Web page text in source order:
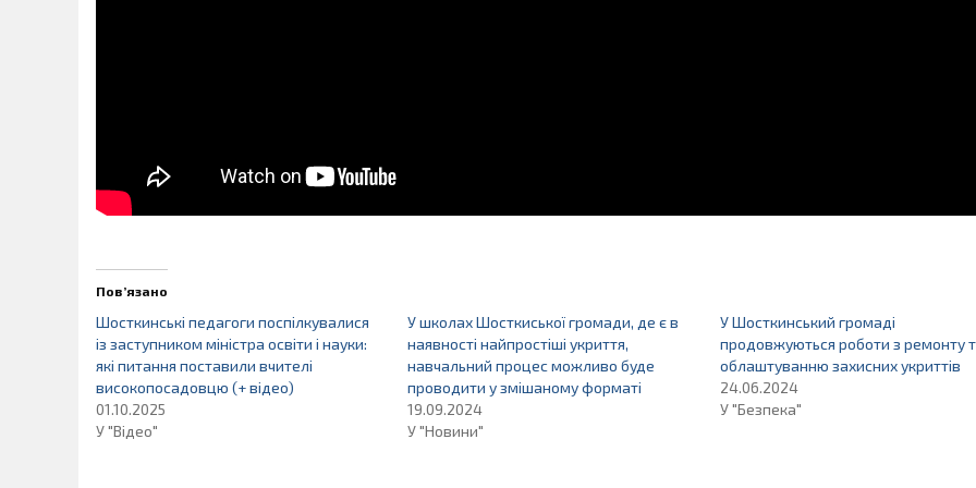
Пов’язано
Шосткинські педагоги поспілкувалися
із заступником міністра освіти і науки:
які питання поставили вчителі
високопосадовцю (+ відео)
01.10.2025
У "Відео"
У школах Шосткиської громади, де є в
наявності найпростіші укриття,
навчальний процес можливо буде
проводити у змішаному форматі
19.09.2024
У "Новини"
У Шосткинський громаді
продовжуються роботи з ремонту
облаштуванню захисних укриттів
24.06.2024
У "Безпека"